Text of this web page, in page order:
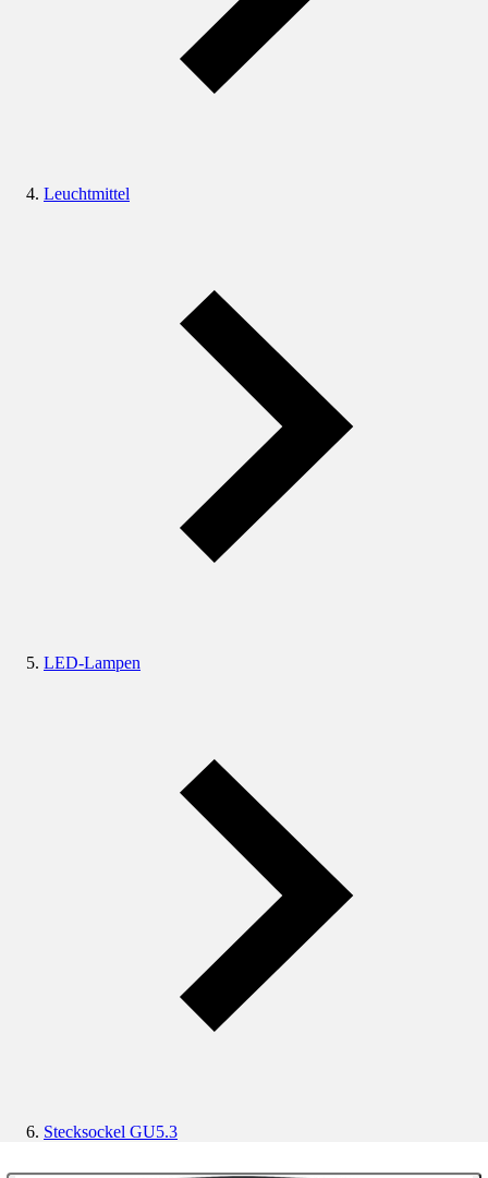
Leuchtmittel
LED-Lampen
Stecksockel GU5.3